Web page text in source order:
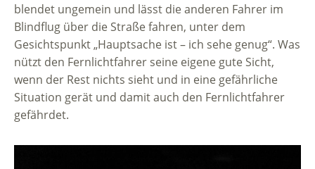
blendet ungemein und lässt die anderen Fahrer im
Blindflug über die Straße fahren, unter dem
Gesichtspunkt „Hauptsache ist – ich sehe genug“. Was
nützt den Fernlichtfahrer seine eigene gute Sicht,
wenn der Rest nichts sieht und in eine gefährliche
Situation gerät und damit auch den Fernlichtfahrer
gefährdet.